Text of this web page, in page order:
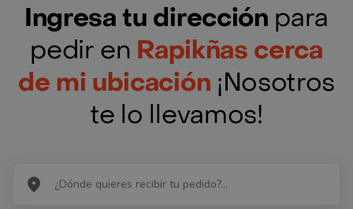
Ingresa tu dirección para
pedir en Rapikñas cerca
de mi ubicación ¡Nosotros
te lo llevamos!